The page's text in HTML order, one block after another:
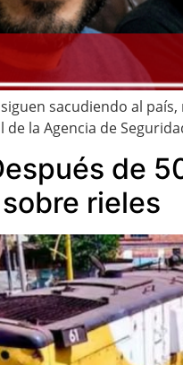
sacudiendo al
la Agencia de
de
rieles